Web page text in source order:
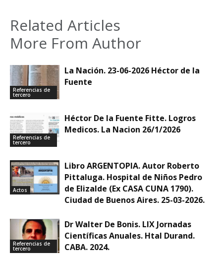
Related Articles
More From Author
Referencias de
tercero
La Nación. 23-06-2026 Héctor de la
Fuente
Referencias de
tercero
Héctor De la Fuente Fitte. Logros
Medicos. La Nacion 26/1/2026
Actos
Libro ARGENTOPIA. Autor Roberto
Pittaluga. Hospital de Niños Pedro
de Elizalde (Ex CASA CUNA 1790).
Ciudad de Buenos Aires. 25-03-2026.
Referencias de
tercero
Dr Walter De Bonis. LIX Jornadas
Científicas Anuales. Htal Durand.
CABA. 2024.